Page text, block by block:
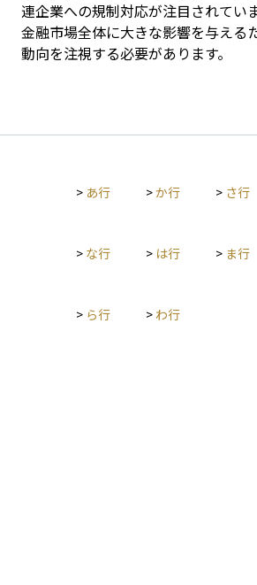
連企業への規制対応が注目されてい
金融市場全体に大きな影響を与える
動向を注視する必要があります。
> あ行 >か行 > さ行
> な行 > は行 > ま行
> ら行 > わ行